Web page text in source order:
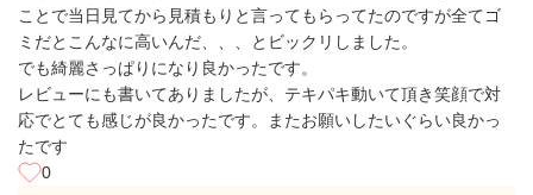
ことで当日見てから見積もりと言ってもらってたのですが全てゴ
ミだとこんなに高いんだ、、、とビックリしました。
でも綺麗さっぱりになり良かったです。
レビューにも書いてありましたが、テキパキ動いて頂き笑顔で対
応でとても感じが良かったです。またお願いしたいぐらい良かっ
たです
0